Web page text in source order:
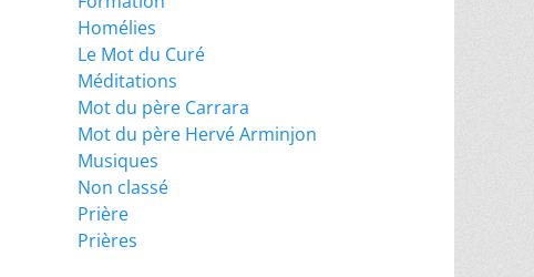
Homélies
Le Mot du Curé
Méditations
Mot du père Carrara
Mot du père Hervé Arminjon
Musiques
Non classé
Prière
Prières